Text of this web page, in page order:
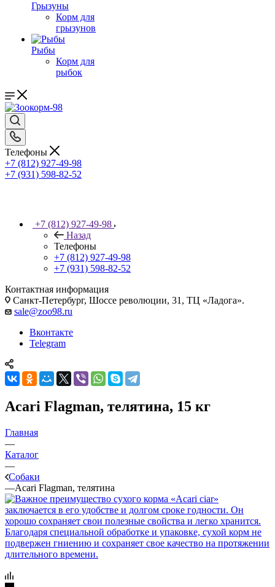
Грызуны
Корм для
грызунов
Рыбы
Корм для
рыбок
Телефоны
+7 (812) 927-49-98
+7 (931) 598-82-52
+7 (812) 927-49-98
Назад
Телефоны
+7 (812) 927-49-98
+7 (931) 598-82-52
Контактная информация
Санкт-Петербург, Шоссе революции, 31, ТЦ «Ладога».
sale@zoo98.ru
Вконтакте
Telegram
Acari Flagman, телятина, 15 кг
Главная
—
Каталог
—
Собаки
—Acari Flagman, телятина